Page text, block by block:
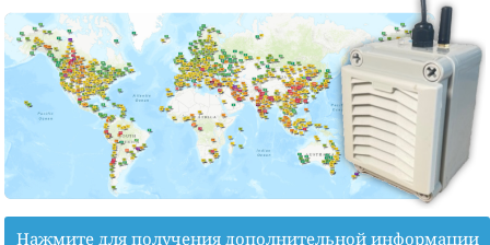
Нажмите для получения дополнительной информации